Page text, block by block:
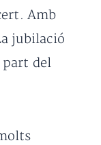
Amb
jubilació
part del